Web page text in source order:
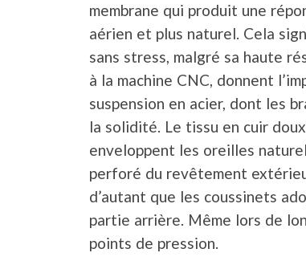
membrane qui produit une
aérien et plus naturel. Cela
sans stress, malgré sa haute
à la machine CNC, donnent
suspension en acier, dont les
la solidité. Le tissu en cuir
enveloppent les oreilles
perforé du revêtement
d’autant que les coussinets
partie arrière. Même lors de
points de pression.